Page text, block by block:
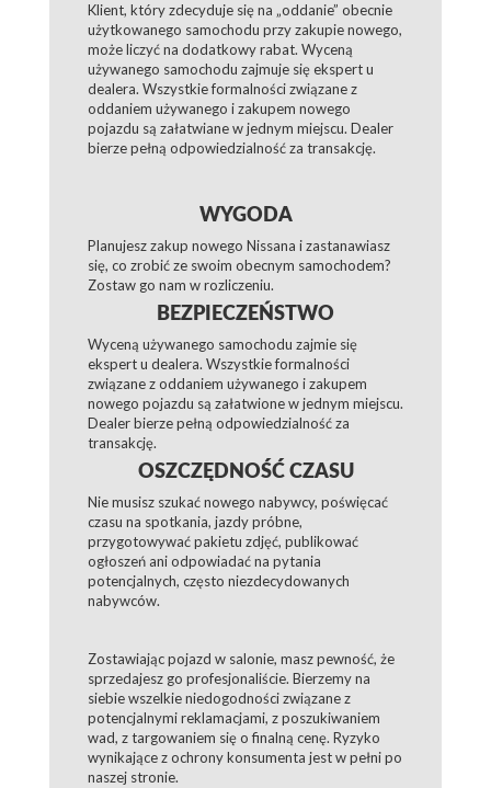
Klient, który zdecyduje się na „oddanie” obecnie
użytkowanego samochodu przy zakupie nowego,
może liczyć na dodatkowy rabat. Wyceną
używanego samochodu zajmuje się ekspert u
dealera. Wszystkie formalności związane z
oddaniem używanego i zakupem nowego
pojazdu są załatwiane w jednym miejscu. Dealer
bierze pełną odpowiedzialność za transakcję.
WYGODA
Planujesz zakup nowego Nissana i zastanawiasz
się, co zrobić ze swoim obecnym samochodem?
Zostaw go nam w rozliczeniu.
BEZPIECZEŃSTWO
Wyceną używanego samochodu zajmie się
ekspert u dealera. Wszystkie formalności
związane z oddaniem używanego i zakupem
nowego pojazdu są załatwione w jednym miejscu.
Dealer bierze pełną odpowiedzialność za
transakcję.
OSZCZĘDNOŚĆ CZASU
Nie musisz szukać nowego nabywcy, poświęcać
czasu na spotkania, jazdy próbne,
przygotowywać pakietu zdjęć, publikować
ogłoszeń ani odpowiadać na pytania
potencjalnych, często niezdecydowanych
nabywców.
Zostawiając pojazd w salonie, masz pewność, że
sprzedajesz go profesjonaliście. Bierzemy na
siebie wszelkie niedogodności związane z
potencjalnymi reklamacjami, z poszukiwaniem
wad, z targowaniem się o finalną cenę. Ryzyko
wynikające z ochrony konsumenta jest w pełni po
naszej stronie.